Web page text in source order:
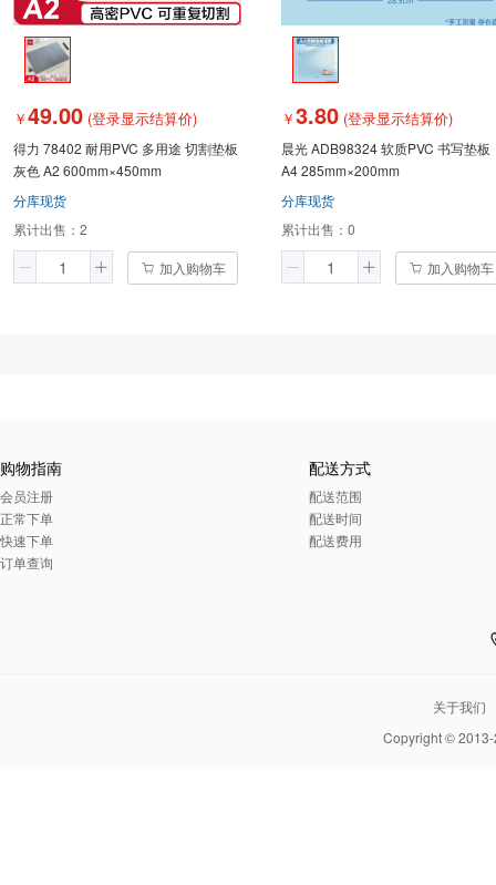
￥49.00 (登录显示结算价)
得力 78402 耐用PVC 多用途 切割垫板
灰色 A2 600mm×450mm
分库现货
累计出售： 2
加入购物车
￥3.80 (登录显示结算价)
晨光 ADB98324 软质PVC 书写垫板
A4 285mm×200mm
分库现货
累计出售： 0
加入购物车
购物指南
会员注册
正常下单
快速下单
订单查询
配送方式
配送范围
配送时间
配送费用
关于我们
Copyright ©